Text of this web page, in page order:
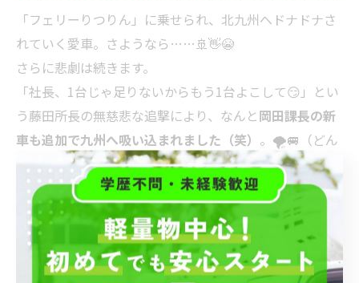
「フェリーりつりん」に乗せられ、北九州へドナドナさ
れていく愛車。さようなら……🚢👋😭
さらに悲劇は続きます。
「社長、1台じゃ足りないからもう1台よこして😏」とい
う藤田所長の無慈悲な追撃により、なんと岡田課長の新
車も追加で九州へ吸い込まれました（笑） 。🌪️🚐（どん
まい岡田！）